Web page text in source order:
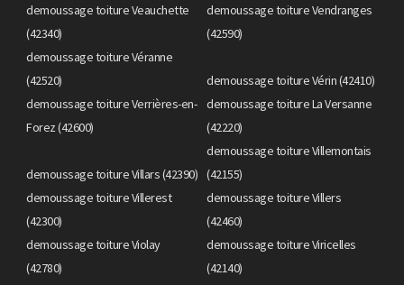
demoussage toiture Veauchette
(42340)
demoussage toiture Vendranges
(42590)
demoussage toiture Véranne
(42520)
demoussage toiture Vérin (42410)
demoussage toiture Verrières-en-
Forez (42600)
demoussage toiture La Versanne
(42220)
demoussage toiture Villars (42390)
demoussage toiture Villemontais
(42155)
demoussage toiture Villerest
(42300)
demoussage toiture Villers
(42460)
demoussage toiture Violay
(42780)
demoussage toiture Viricelles
(42140)